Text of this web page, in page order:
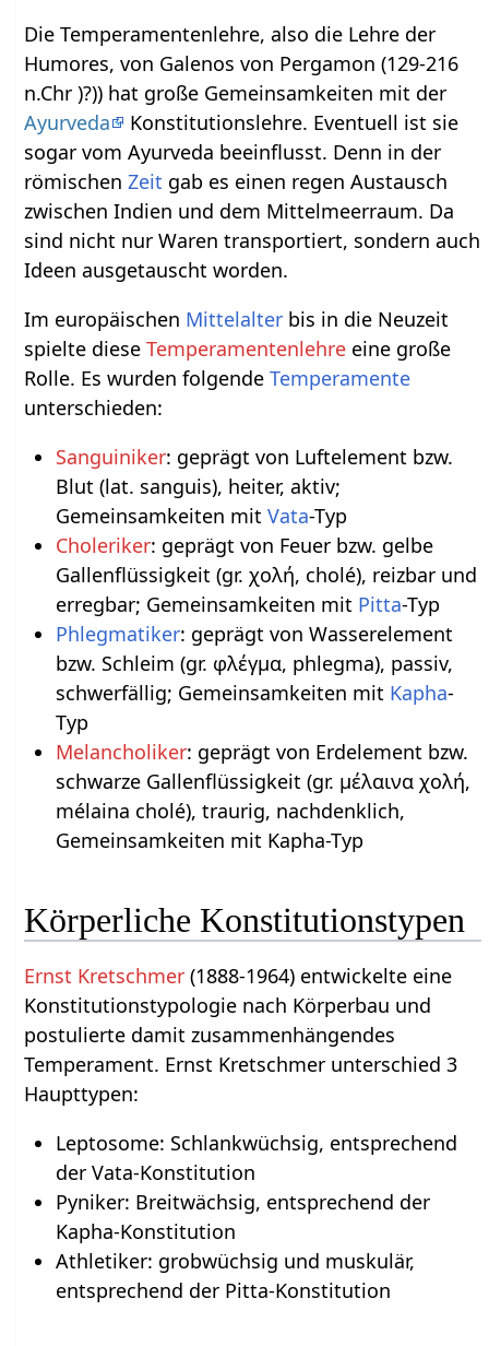
Die Temperamentenlehre, also die Lehre der
Humores, von Galenos von Pergamon (129-216
n.Chr )?)) hat große Gemeinsamkeiten mit der
Ayurveda
Konstitutionslehre. Eventuell ist sie
sogar vom Ayurveda beeinflusst. Denn in der
römischenZeit gab es einen regen Austausch
zwischen Indien und dem Mittelmeerraum. Da
sind nicht nur Waren transportiert, sondern auch
Ideen ausgetauscht worden.
Im europäischen Mittelalter bis in die Neuzeit
spielte dieseTemperamentenlehre eine große
Rolle. Es wurden folgendeTemperamente
unterschieden:
Sanguiniker: geprägt von Luftelement bzw.
Blut (lat. sanguis), heiter, aktiv;
Gemeinsamkeiten mit Vata-Typ
Choleriker: geprägt von Feuer bzw. gelbe
Gallenflüssigkeit (gr. χολή, cholé), reizbar und
erregbar; Gemeinsamkeiten mit Pitta-Typ
Phlegmatiker: geprägt von Wasserelement
bzw. Schleim (gr. φλέγμα, phlegma), passiv,
schwerfällig; Gemeinsamkeiten mit Kapha-
Typ
Melancholiker: geprägt von Erdelement bzw.
schwarze Gallenflüssigkeit (gr. μέλαινα χολή,
mélaina cholé), traurig, nachdenklich,
Gemeinsamkeiten mit Kapha-Typ
Körperliche Konstitutionstypen
Ernst Kretschmer (1888-1964) entwickelte eine
Konstitutionstypologie nach Körperbau und
postulierte damit zusammenhängendes
Temperament. Ernst Kretschmer unterschied 3
Haupttypen:
Leptosome: Schlankwüchsig, entsprechend
der Vata-Konstitution
Pyniker: Breitwächsig, entsprechend der
Kapha-Konstitution
Athletiker: grobwüchsig und muskulär,
entsprechend der Pitta-Konstitution